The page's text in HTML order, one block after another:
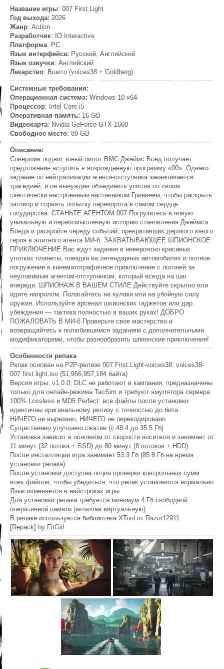
Название игры: 007 First Light
Год выхода: 2026
Жанр: Action
Разработчик: IO Interactive
Платформа: PC
Язык интерфейса: Русский, Английский
Язык озвучки: Английский
Лекарство: Вшито (voices38 + Goldberg)
Системные требования:
Операционная система: Windows 10 x64
Процессор: Intel Core i5
Оперативная память: 16 GB
Видеокарта: Nvidia GeForce GTX 1660
Свободное место: 89 GB
Описание:
Совершив подвиг, юный пилот ВМС Джеймс Бонд получает
предложение вступить в возрожденную программу «00». Однако
задание по нейтрализации агента-отступника заканчивается
трагедией, и он вынужден объединить усилия со своим
скептически настроенным наставником Гринвеем, чтобы раскрыть
заговор и сорвать попытку переворота в самом сердце
государства. СТАНЬТЕ АГЕНТОМ 007 Погрузитесь в новую
уникальную и переосмысленную историю становления Джеймса
Бонда и раскройте череду событий, превративших дерзкого юного
героя в элитного агента МИ-6. ЗАХВАТЫВАЮЩЕЕ ШПИОНСКОЕ
ПРИКЛЮЧЕНИЕ Вас ждут задания в невероятно красивых
уголках планеты, поездки на легендарных автомобилях и полное
погружение в кинематографичное приключение с погоней за
неуловимым агентом-отступником, который всегда на шаг
впереди. ШПИОНАЖ В ВАШЕМ СТИЛЕ Действуйте скрытно или
идите напролом. Полагайтесь на кулаки или на убойную силу
оружия. Используйте арсенал шпионских гаджетов или дар
убеждения — тактика полностью в ваших руках! ДОБРО
ПОЖАЛОВАТЬ В МИ-6 Проверьте свое мастерство и
возвращайтесь к полюбившимся заданиям с дополнительными
модификаторами, чтобы разнообразить шпионские приключения!
Особенности репака
Репак основан на P2P-релизе 007.First.Light-voices38: voices38-
007.first.light.iso (51,956,957,184 байта)
Версия игры: v1.0.0; DLC не работают в кампании, предназначены
только для онлайн-режима TacSim и требуют эмулятора сервера
100% Lossless и MD5 Perfect: все файлы после установки
идентичны оригинальному релизу с точностью до бита
НИЧЕГО не вырезано, НИЧЕГО не перекодировано
Существенно улучшено сжатие (с 48.4 до 35.5 Гб)
Установка зависит в основном от скорости носителя и занимает от
11 минут (32 потока + SSD) до 80 минут (8 потоков + HDD)
После инсталляции игра занимает 53.3 Гб (85.8 Гб на время
установки репака)
После установки доступна опция проверки контрольных сумм
всех файлов, чтобы убедиться, что репак установился нормально
Язык изменяется в найстроках игры
Для установки репака требуется минимум 4 Гб свободной
оперативной памяти (включая виртуальную)
В репаке используется библиотека XTool от Razor12911
[Repack] by FitGirl